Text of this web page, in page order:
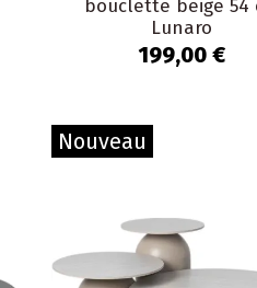
bouclette beige 54
Lunaro
199,00 €
Nouveau